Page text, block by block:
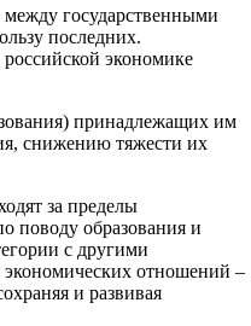
государственными
последних.
экономике
принадлежащих им
снижению тяжести их
за пределы
поводу образования и
с другими
отношений –
и развивая